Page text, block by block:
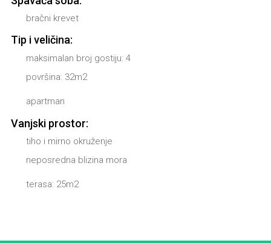
bračni krevet
Tip i veličina:
maksimalan broj gostiju: 4
površina: 32m2
apartman
Vanjski prostor:
tiho i mirno okruženje
neposredna blizina mora
terasa: 25m2